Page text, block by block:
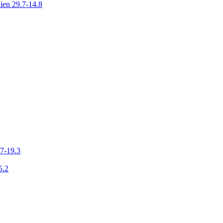
29.7-14.8
19.3